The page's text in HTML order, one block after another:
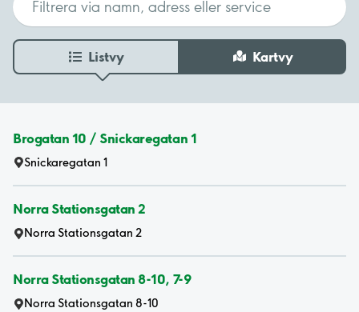
Listvy Kartvy
Brogatan 10 / Snickaregatan 1
Snickaregatan 1
Norra Stationsgatan 2
Norra Stationsgatan 2
Norra Stationsgatan 8-10, 7-9
Norra Stationsgatan 8-10